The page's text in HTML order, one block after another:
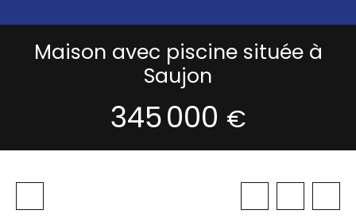
Maison avec piscine située à
Saujon
345 000 €